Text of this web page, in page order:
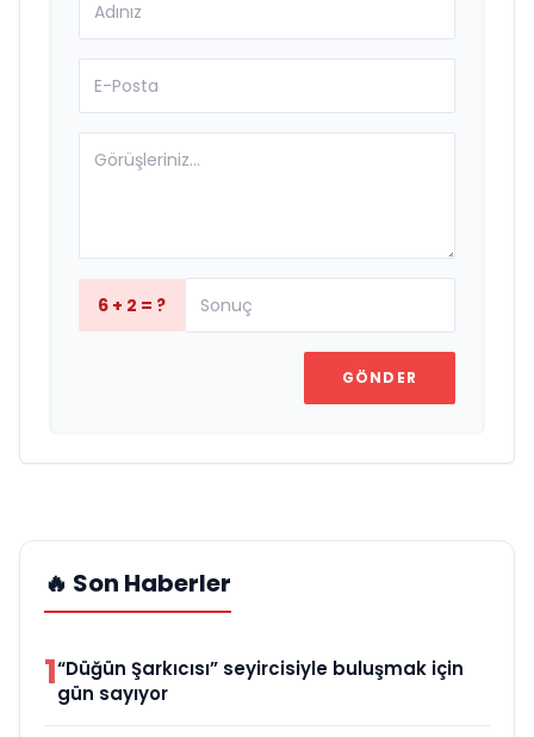
6 + 2 = ?
GÖNDER
🔥 Son Haberler
1“Düğün Şarkıcısı” seyircisiyle buluşmak için
gün sayıyor